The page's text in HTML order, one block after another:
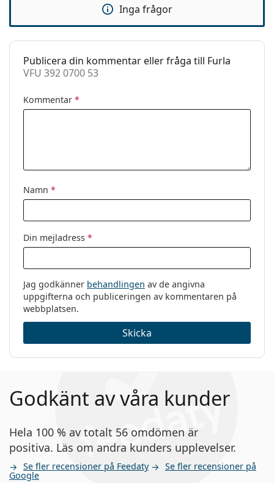
Nej
Fodral:
Putsduk:
Ja
Övrigt
Kön:
Dam
Inga frågor
Publicera din kommentar eller fråga till Furla
VFU 392 0700 53
Kommentar *
Namn *
Din mejladress *
Jag godkänner behandlingen av de angivna
uppgifterna och publiceringen av kommentaren på
webbplatsen.
Skicka
Godkänt av våra kunder
Hela 100 % av totalt 56 omdömen är
positiva. Läs om andra kunders upplevelser.
Se fler recensioner på Feedaty Se fler recensioner på
Google